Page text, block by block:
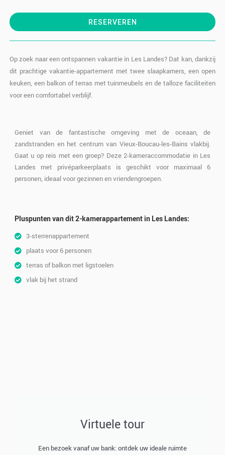
RESERVEREN
Op zoek naar een ontspannen vakantie in Les Landes? Dat kan, dankzij
dit prachtige vakantie-appartement met twee slaapkamers, een open
keuken, een balkon of terras met tuinmeubels en de talloze faciliteiten
voor een comfortabel verblijf.
Geniet van de fantastische omgeving met de oceaan, de
zandstranden en het centrum van Vieux-Boucau-les-Bains vlakbij.
Gaat u op reis met een groep? Deze 2-kameraccommodatie in Les
Landes met privéparkeerplaats is geschikt voor maximaal 6
personen, ideaal voor gezinnen en vriendengroepen.
Pluspunten van dit 2-kamerappartement in Les Landes:
3-sterrenappartement
plaats voor 6 personen
terras of balkon met ligstoelen
vlak bij het strand
Virtuele tour
Een bezoek vanaf uw bank: ontdek uw ideale ruimte